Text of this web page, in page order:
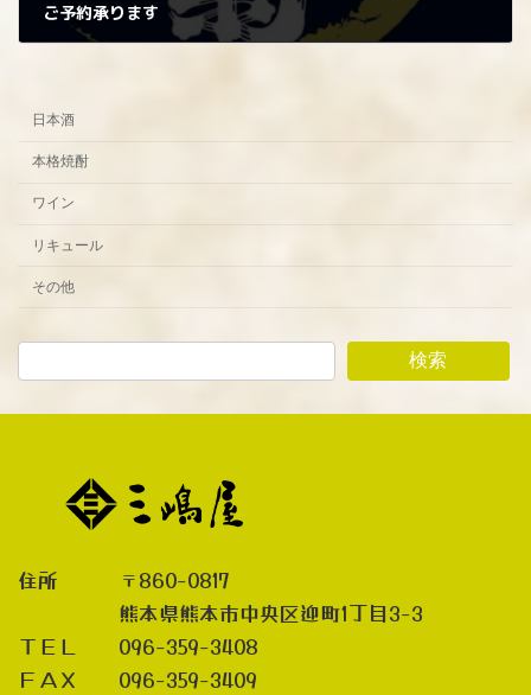
ご予約承ります
日本酒
本格焼酎
ワイン
リキュール
その他
検索
住所 〒860-0817
熊本県熊本市中央区迎町1丁目3-3
ＴＥＬ 096-359-3408
ＦＡＸ 096-359-3409